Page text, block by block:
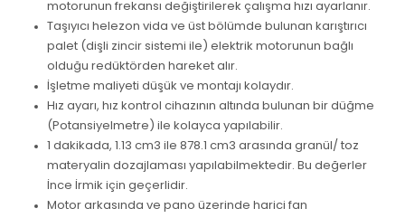
motorunun frekansı değiştirilerek çalışma hızı ayarlanır.
Taşıyıcı helezon vida ve üst bölümde bulunan karıştırıcı
palet (dişli zincir sistemi ile) elektrik motorunun bağlı
olduğu redüktörden hareket alır.
İşletme maliyeti düşük ve montajı kolaydır.
Hız ayarı, hız kontrol cihazının altında bulunan bir düğme
(Potansiyelmetre) ile kolayca yapılabilir.
1 dakikada, 1.13 cm3 ile 878.1 cm3 arasında granül/ toz
materyalin dozajlaması yapılabilmektedir. Bu değerler
İnce İrmik için geçerlidir.
Motor arkasında ve pano üzerinde harici fan